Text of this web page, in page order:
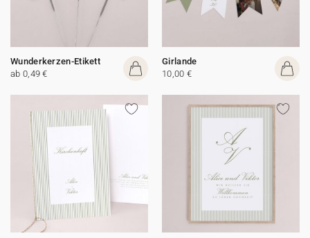
Wunderkerzen-Etikett
ab 0,49 €
Girlande
10,00 €